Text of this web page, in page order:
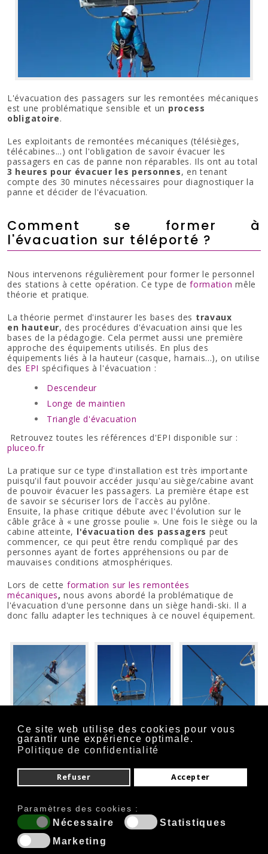
Ce site web utilise des cookies pour vous
garantir une expérience optimale.
Politique de confidentialité
Refuser Accepter
Paramètres des cookies :
Nécessaire
Statistiques
Marketing
L'évacuation des passagers sur les remontées mécaniques
est une problématique sensible et un process
obligatoire.
Les exploitants de remontées mécaniques (télésièges,
télécabines...) ont l'obligation de savoir évacuer les
passagers en cas de panne non réparables. Ils ont au total
3 heures pour évacuer les personnes, en tenant
compte des 30 minutes nécessaires pour diagnostiquer la
panne et décider de l'évacuation.
Comment se former à
l'évacuation sur téléporté ?
Nous intervenons régulièrement pour former le personnel
des stations à cette opération. Ce type deformationmêle
théorie et pratique.
La théorie permet d'instaurer les bases des travaux
en hauteur, des procédures d'évacuation ainsi que les
bases de la pédagogie. Cela permet aussi une première
approche des équipements utilisés. En plus des
équipements liés à la hauteur (casque, harnais...), on utilise
des EPI spécifiques à l'évacuation :
Descendeur
Longe de maintien
Triangle d'évacuation
Retrouvez toutes les références d'EPI disponible sur :
pluceo.fr
La pratique sur ce type d'installation est très importante
puisqu'il faut pouvoir accéder jusqu'au siège/cabine avant
de pouvoir évacuer les passagers. La première étape est
de savoir se sécuriser lors de l'accès au pylône.
Ensuite, la phase critique débute avec l'évolution sur le
câble grâce à « une grosse poulie ». Une fois le siège ou la
cabine atteinte, l'évacuation des passagers peut
commencer, ce qui peut être rendu compliqué par des
personnes ayant de fortes appréhensions ou par de
mauvaises conditions atmosphériques.
Lors de cette formation sur les remontées
mécaniques, nous avons abordé la problématique de
l'évacuation d'une personne dans un siège handi-ski. Il a
donc fallu adapter les techniques à ce nouvel équipement.